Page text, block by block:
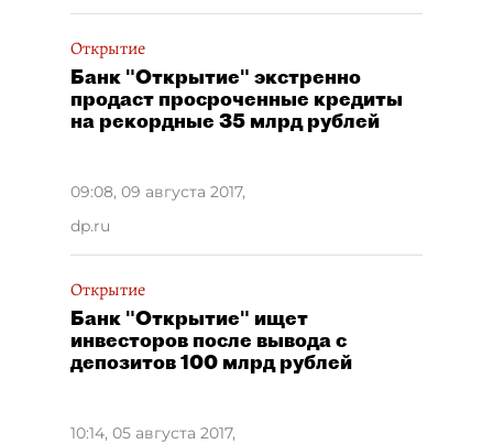
Открытие
Банк "Открытие" экстренно
продаст просроченные кредиты
на рекордные 35 млрд рублей
09:08, 09 августа 2017,
dp.ru
Открытие
Банк "Открытие" ищет
инвесторов после вывода с
депозитов 100 млрд рублей
10:14, 05 августа 2017,